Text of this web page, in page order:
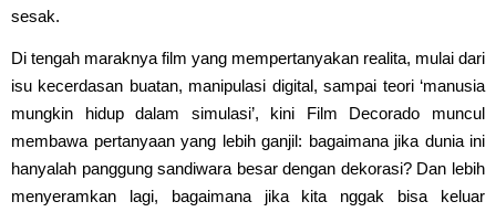
sesak.
Di tengah maraknya film yang mempertanyakan realita, mulai dari
isu kecerdasan buatan, manipulasi digital, sampai teori ‘manusia
mungkin hidup dalam simulasi’, kini Film Decorado muncul
membawa pertanyaan yang lebih ganjil: bagaimana jika dunia ini
hanyalah panggung sandiwara besar dengan dekorasi? Dan lebih
menyeramkan lagi, bagaimana jika kita nggak bisa keluar